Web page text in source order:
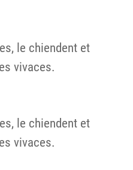
le chiendent et
vivaces.
le chiendent et
vivaces.